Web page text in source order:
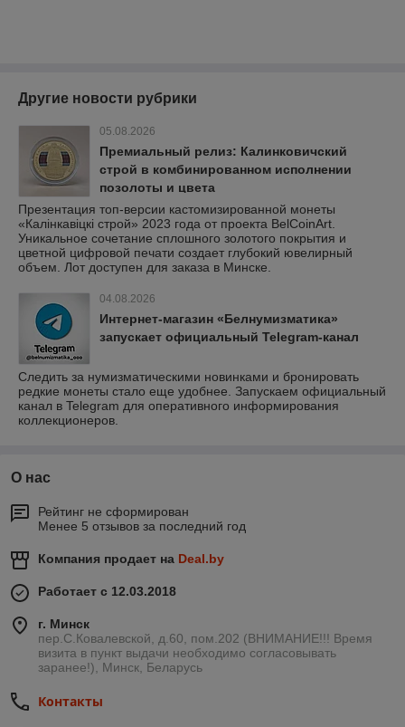
Другие новости рубрики
05.08.2026
Премиальный релиз: Калинковичский
строй в комбинированном исполнении
позолоты и цвета
Презентация топ-версии кастомизированной монеты
«Калінкавіцкі строй» 2023 года от проекта BelCoinArt.
Уникальное сочетание сплошного золотого покрытия и
цветной цифровой печати создает глубокий ювелирный
объем. Лот доступен для заказа в Минске.
04.08.2026
Интернет-магазин «Белнумизматика»
запускает официальный Telegram-канал
Следить за нумизматическими новинками и бронировать
редкие монеты стало еще удобнее. Запускаем официальный
канал в Telegram для оперативного информирования
коллекционеров.
О нас
Рейтинг не сформирован
Менее 5 отзывов за последний год
Компания продает на Deal.by
Работает с 12.03.2018
г. Минск
пер.С.Ковалевской, д.60, пом.202 (ВНИМАНИЕ!!! Время
визита в пункт выдачи необходимо согласовывать
заранее!), Минск, Беларусь
Контакты